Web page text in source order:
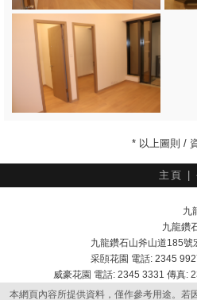
* 以上圖則 /
主頁
九
九龍鑽
九龍鑽石山斧山道185
采頣花園 電話: 2345
威豪花園 電話: 2345 3331 傳真:
本網頁內容所提供資料，僅作參考用途。若